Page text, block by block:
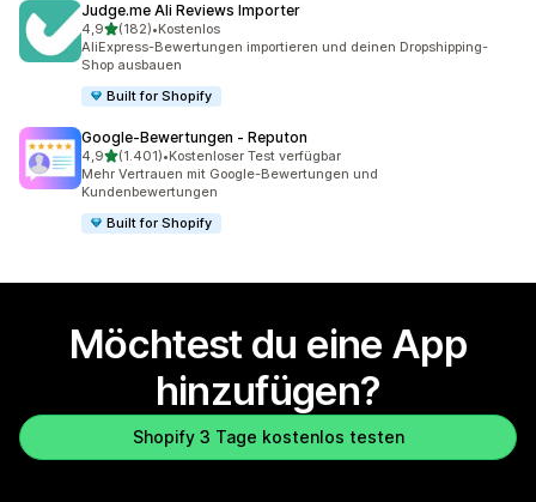
Judge.me Ali Reviews Importer
4,9von 5 Sternen
(182)
182 Rezensionen insgesamt
•Kostenlos
AliExpress-Bewertungen importieren und deinen Dropshipping-
Shop ausbauen
Built for Shopify
Google‑Bewertungen ‑ Reputon
4,9von 5 Sternen
(1.401)
1401 Rezensionen insgesamt
•Kostenloser Test verfügbar
Mehr Vertrauen mit Google-Bewertungen und
Kundenbewertungen
Built for Shopify
Möchtest du eine App
hinzufügen?
Shopify 3 Tage kostenlos testen